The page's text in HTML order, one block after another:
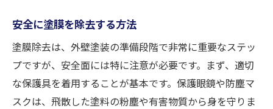
安全に塗膜を除去する方法
塗膜除去は、外壁塗装の準備段階で非常に重要なステッ
プですが、安全面には特に注意が必要です。まず、適切
な保護具を着用することが基本です。保護眼鏡や防塵マ
スクは、飛散した塗料の粉塵や有害物質から身を守りま